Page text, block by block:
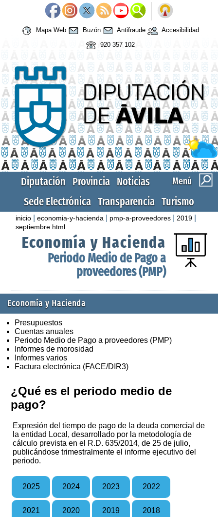
Mapa Web Buzón Antifraude
Accesibilidad
920 357 102
Menú
Diputación Provincia Noticias
Sede Electrónica Transparencia Turismo
inicio |economia-y-hacienda pmp-a-proveedores 2019
septiembre.html
Economía y Hacienda
Periodo Medio de Pago a
proveedores (PMP)
Economía y Hacienda
Presupuestos
Cuentas anuales
Periodo Medio de Pago a proveedores (PMP)
Informes de morosidad
Informes varios
Factura electrónica (FACE/DIR3)
¿Qué es el periodo medio de
pago?
Expresión del tiempo de pago de la deuda comercial de
la entidad Local, desarrollado por la metodología de
cálculo prevista en el R.D. 635/2014, de 25 de julio,
publicándose trimestralmente el informe ejecutivo del
periodo.
2025 2024 2023 2022
2021 2020 2019 2018